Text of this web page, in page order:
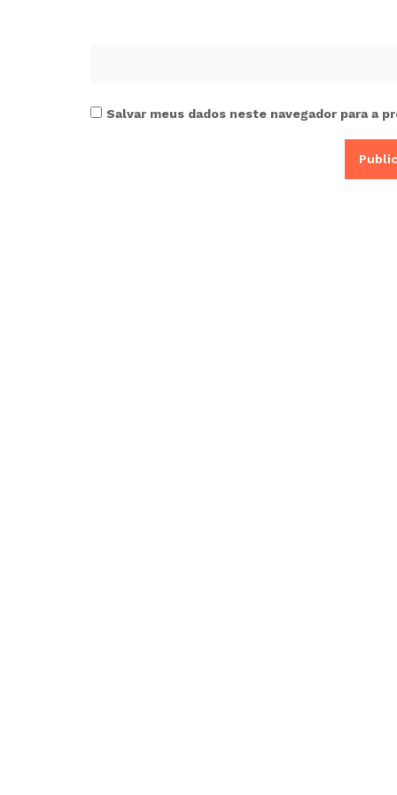
Salvar meus dados neste navegador para a